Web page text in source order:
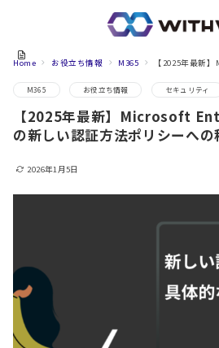
Home お役立ち情報 M365 【2025年最新】Microsoft
M365 お役立ち情報 セキュリティ
【2025年最新】Microsoft
の新しい認証方法ポリシーへの
2026年1月5日